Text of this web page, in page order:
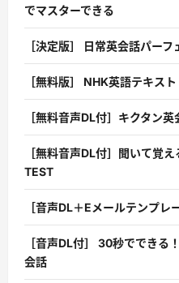
でマスターできる
［決定版］ 日常英会話パーフ
［無料版］ NHK英語テキス
［無料音声DL付］キクタン英
［無料音声DL付］聞いて覚
TEST
［音声DL＋Eメールテンプ
［音声DL付］ 30秒でできる
会話